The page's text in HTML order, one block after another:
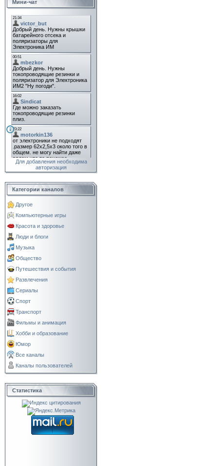
Мини-чат
Для добавления необходима
авторизация
Категории каналов
Другое
Компьютерные игры
Красота и здоровье
Люди и блоги
Музыка
Общество
Путешествия и события
Развлечения
Сериалы
Спорт
Транспорт
Фильмы и анимация
Хобби и образование
Юмор
Все каналы
Каналы пользователей
Статистика